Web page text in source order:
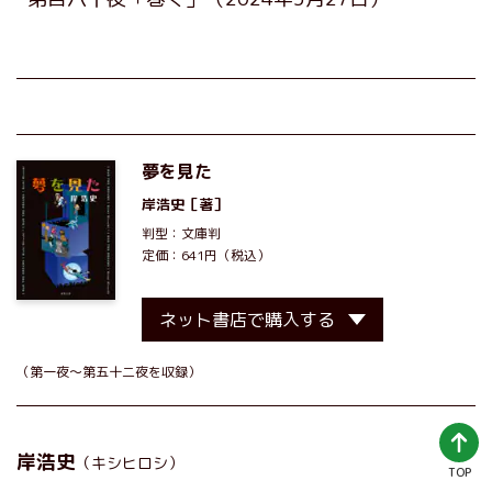
夢を見た
岸浩史 ［著］
判型：文庫判
定価：641円（税込）
ネット書店で購入する
（第一夜～第五十二夜を収録）
岸浩史 （キシヒロシ） TOP